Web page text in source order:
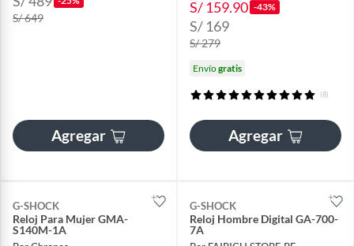
S/ 649
Agregar
S/ 159.90 -43%
S/ 169
S/ 279
Envíogratis
(8)
Agregar
G-SHOCK
Reloj Para Mujer GMA-
S140M-1A
G-SHOCK
Reloj Hombre Digital GA-700-
7A